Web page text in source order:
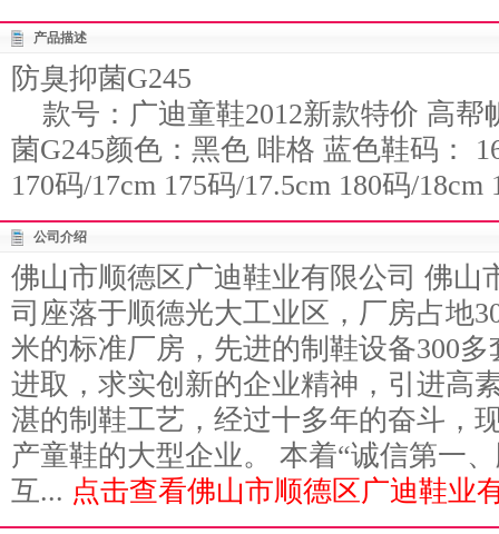
产品描述
防臭抑菌G245
款号：广迪童鞋2012新款特价 高帮
菌G245颜色：黑色 啡格 蓝色鞋码：
170码/17cm 175码/17.5cm 180码/18cm
公司介绍
佛山市顺德区广迪鞋业有限公司 佛山
司座落于顺德光大工业区，厂房占地
米的标准厂房，先进的制鞋设备300
进取，求实创新的企业精神，引进高
湛的制鞋工艺，经过十多年的奋斗，
产童鞋的大型企业。 本着“诚信第一
互... 点击查看佛山市顺德区广迪鞋业